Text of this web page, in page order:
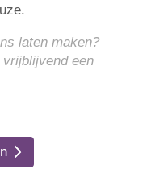
laten maken?
een